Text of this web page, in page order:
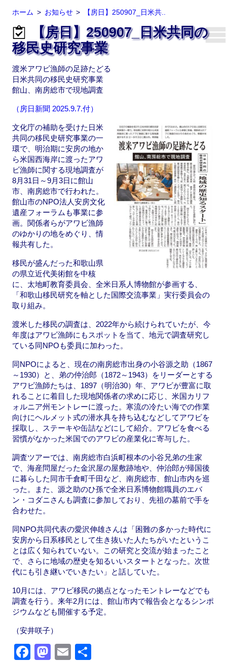
ホーム お知らせ 【房日】250907_日米共..
【房日】250907_日米共同の
移民史研究事業
渡米アワビ漁師の足跡たどる
日米共同の移民史研究事業
館山、南房総市で現地調査
（房日新聞 2025.9.7.付）
文化庁の補助を受けた日米
共同の移民史研究事業の一
環で、明治期に安房の地か
ら米国西海岸に渡ったアワ
ビ漁師に関する現地調査が
8月31日～9月3日に館山
市、南房総市で行われた。
館山市のNPO法人安房文化
遺産フォーラムも事業に参
画。関係者らがアワビ漁師
のゆかりの地をめぐり、情
報共有した。
移民が盛んだった和歌山県
の県立近代美術館を中核
に、太地町教育委員会、全米日系人博物館が参画する、
「和歌山移民研究を軸とした国際交流事業」実行委員会の
取り組み。
渡米した移民の調査は、2022年から続けられていたが、今
年度はアワビ漁師にもスポットを当て、地元で調査研究し
ている同NPOも委員に加わった。
同NPOによると、現在の南房総市出身の小谷源之助（1867
～1930）と、弟の仲治郎（1872～1943）をリーダーとする
アワビ漁師たちは、1897（明治30）年、アワビが豊富に取
れることに着目した現地関係者の求めに応じ、米国カリフ
ォルニア州モントレーに渡った。寒流の冷たい海での作業
向けにヘルメット式の潜水具を持ち込むなどしてアワビを
採取し、ステーキや缶詰などにして紹介。アワビを食べる
習慣がなかった米国でのアワビの産業化に寄与した。
調査ツアーでは、南房総市白浜町根本の小谷兄弟の生家
で、海産問屋だった金沢屋の屋敷跡地や、仲治郎が帰国後
に暮らした同市千倉町千田など、南房総市、館山市内を巡
った。また、源之助のひ孫で全米日系博物館職員のエバ
ン・コダニさんも調査に参加しており、先祖の墓前で手を
合わせた。
同NPO共同代表の愛沢伸雄さんは「困難の多かった時代に
安房から日系移民として生き抜いた人たちがいたというこ
とは広く知られていない。この研究と交流が始まったこと
で、さらに地域の歴史を知るいいスタートとなった。次世
代にも引き継いでいきたい」と話していた。
10月には、アワビ移民の拠点となったモントレーなどでも
調査を行う。来年2月には、館山市内で報告会となるシンポ
ジウムなども開催する予定。
（安井咲子）
F
M
E